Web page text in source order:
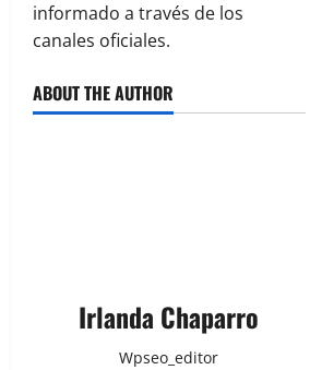
informado a través de los
canales oficiales.
ABOUT THE AUTHOR
Irlanda Chaparro
Wpseo_editor